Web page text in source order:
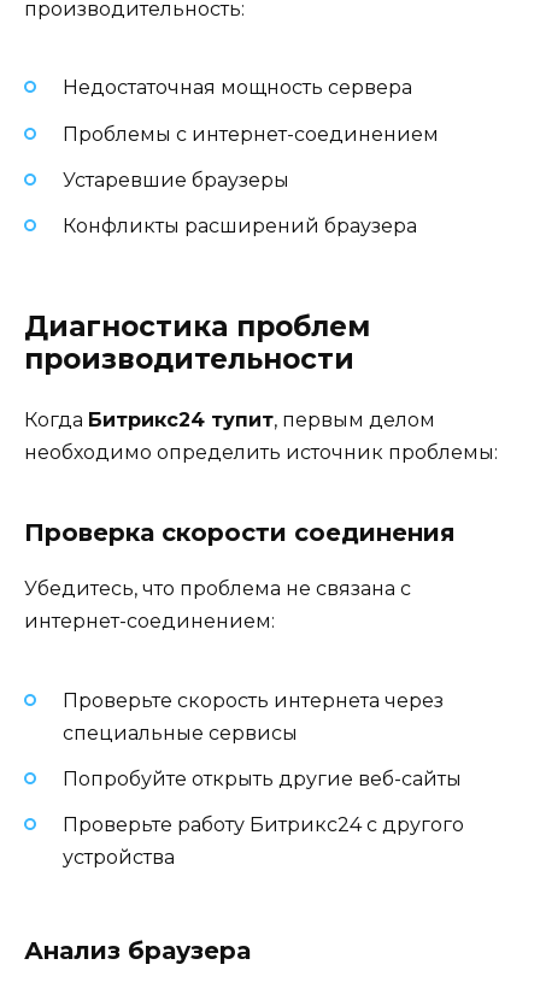
производительность:
Недостаточная мощность сервера
Проблемы с интернет-соединением
Устаревшие браузеры
Конфликты расширений браузера
Диагностика проблем
производительности
Когда Битрикс24 тупит, первым делом
необходимо определить источник проблемы:
Проверка скорости соединения
Убедитесь, что проблема не связана с
интернет-соединением:
Проверьте скорость интернета через
специальные сервисы
Попробуйте открыть другие веб-сайты
Проверьте работу Битрикс24 с другого
устройства
Анализ браузера